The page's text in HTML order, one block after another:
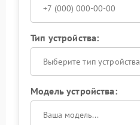
Тип устройства:
Выберите тип устройства
Модель устройства: